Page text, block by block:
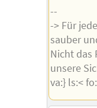
--
-> Für
sauber
Nicht das
unsere
va:} ls:<